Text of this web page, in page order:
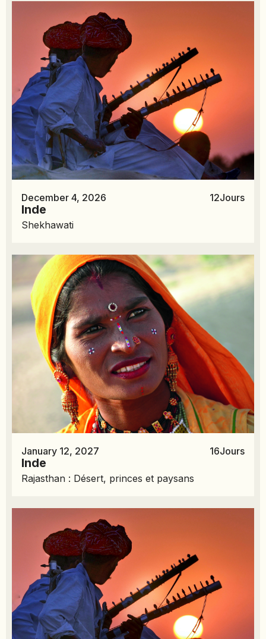
December 4, 2026 12Jours
Inde
Shekhawati
January 12, 2027 16Jours
Inde
Rajasthan : Désert, princes et paysans